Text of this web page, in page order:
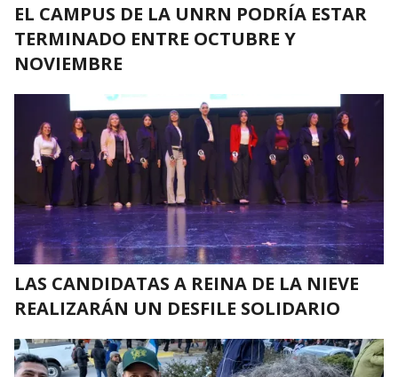
EL CAMPUS DE LA UNRN PODRÍA ESTAR
TERMINADO ENTRE OCTUBRE Y
NOVIEMBRE
LAS CANDIDATAS A REINA DE LA NIEVE
REALIZARÁN UN DESFILE SOLIDARIO